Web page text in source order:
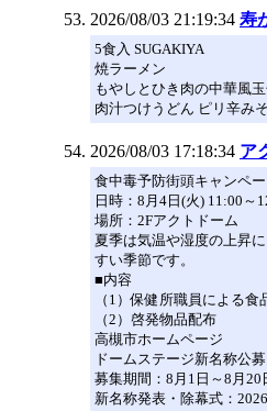
2026/08/03 21:19:34 寿
5食入 SUGAKIYA
焼ラーメン
もやしとひき肉の中華風
肉汁つけうどん ピリ辛み
2026/08/03 17:18:34 ア
食中毒予防街頭キャンペ
日時：8月4日(火) 11:00～
場所：2Fアクトドーム
夏季は気温や湿度の上昇
すい季節です。
■内容
（1）保健所職員による食
（2）啓発物品配布
高槻市ホームページ
ドームステージ新名称公募
募集期間：8月1日～8月20
新名称発表・除幕式：